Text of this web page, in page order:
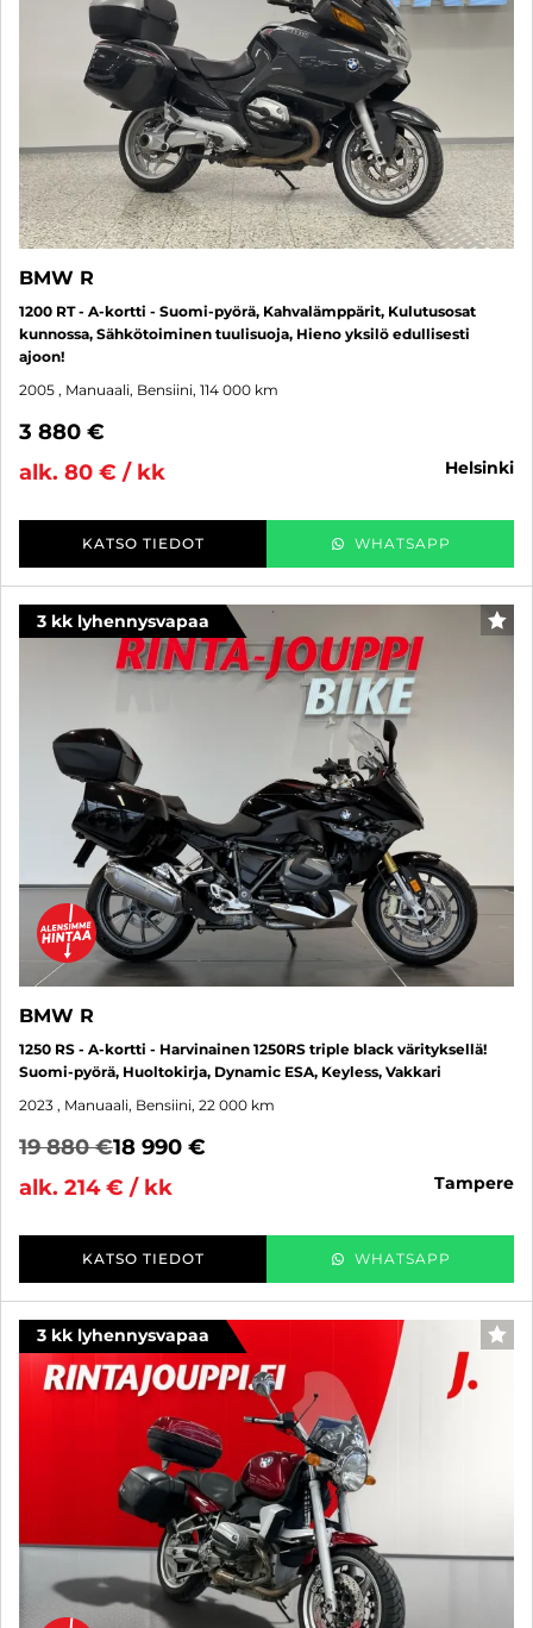
BMW R
1200 RT - A-kortti - Suomi-pyörä, Kahvalämppärit, Kulutusosat
kunnossa, Sähkötoiminen tuulisuoja, Hieno yksilö edullisesti
ajoon!
2005 , Manuaali, Bensiini, 114 000 km
3 880 €
alk. 80 € / kk
helsinki
KATSO TIEDOT WHATSAPP
3 kk lyhennysvapaa
BMW R
1250 RS - A-kortti - Harvinainen 1250RS triple black värityksellä!
Suomi-pyörä, Huoltokirja, Dynamic ESA, Keyless, Vakkari
2023 , Manuaali, Bensiini, 22 000 km
19 880 €18 990 €
alk. 214 € / kk
tampere
KATSO TIEDOT WHATSAPP
3 kk lyhennysvapaa